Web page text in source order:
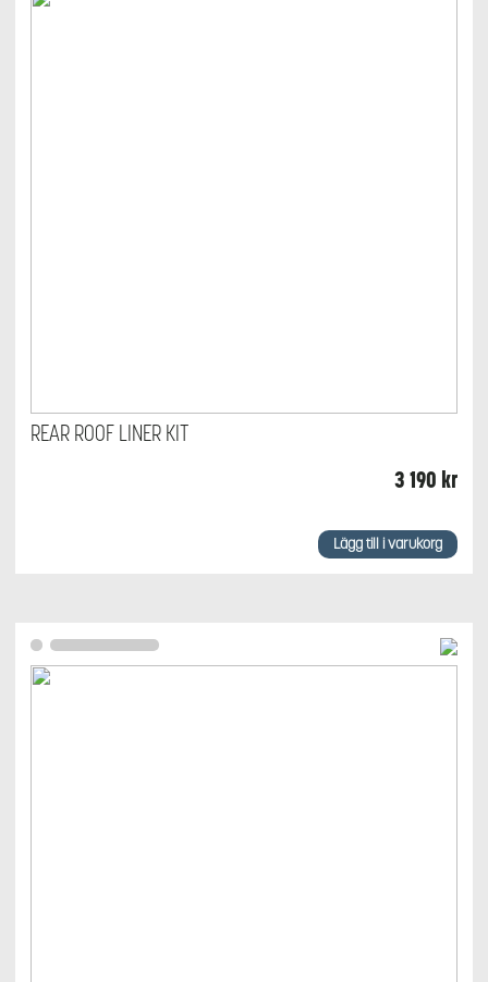
REAR ROOF LINER KIT
3 190 kr
Lägg till i varukorg